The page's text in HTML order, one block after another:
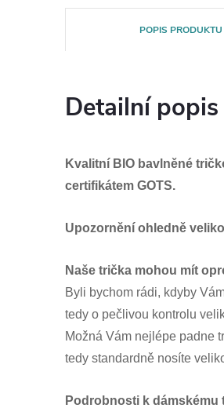
POPIS PRODUKTU
Detailní
Kvalitní BIO bavlněné
certifikátem GOTS.
Upozornění ohledně
Naše trička mohou mít
Byli bychom rádi, kdyby
tedy o pečlivou kontrolu
Možná Vám nejlépe padne
tedy standardně nosíte
Podrobnosti k dámskému